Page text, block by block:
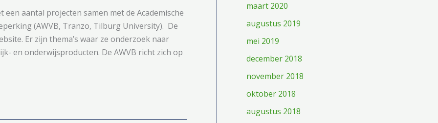
een aantal projecten samen met de Academische
(AWVB, Tranzo, Tilburg University). De
Er zijn thema’s waar ze onderzoek naar
en onderwijsproducten. De AWVB richt zich op
maart 2020
augustus 2019
mei 2019
december 2018
november 2018
oktober 2018
augustus 2018